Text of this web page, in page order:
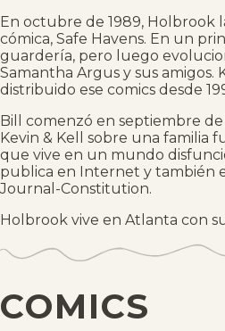
En octubre de 1989, Holbrook
cómica, Safe Havens. En un
guardería, pero luego
Samantha Argus y sus amigos.
distribuido ese comics desde
Bill comenzó en septiembre
Kevin & Kell sobre una familia
que vive en un mundo
publica en Internet y también
Journal-Constitution.
Holbrook vive en Atlanta con
COMICS